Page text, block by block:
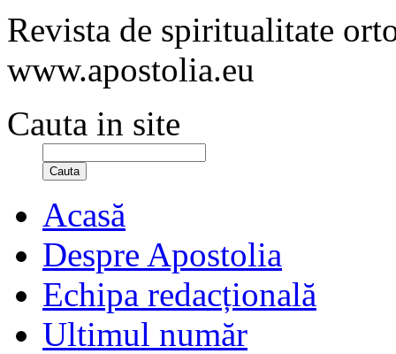
Revista de spiritualitate
www.apostolia.eu
Cauta in site
Cauta
Acasă
Despre Apostolia
Echipa redacțională
Ultimul număr